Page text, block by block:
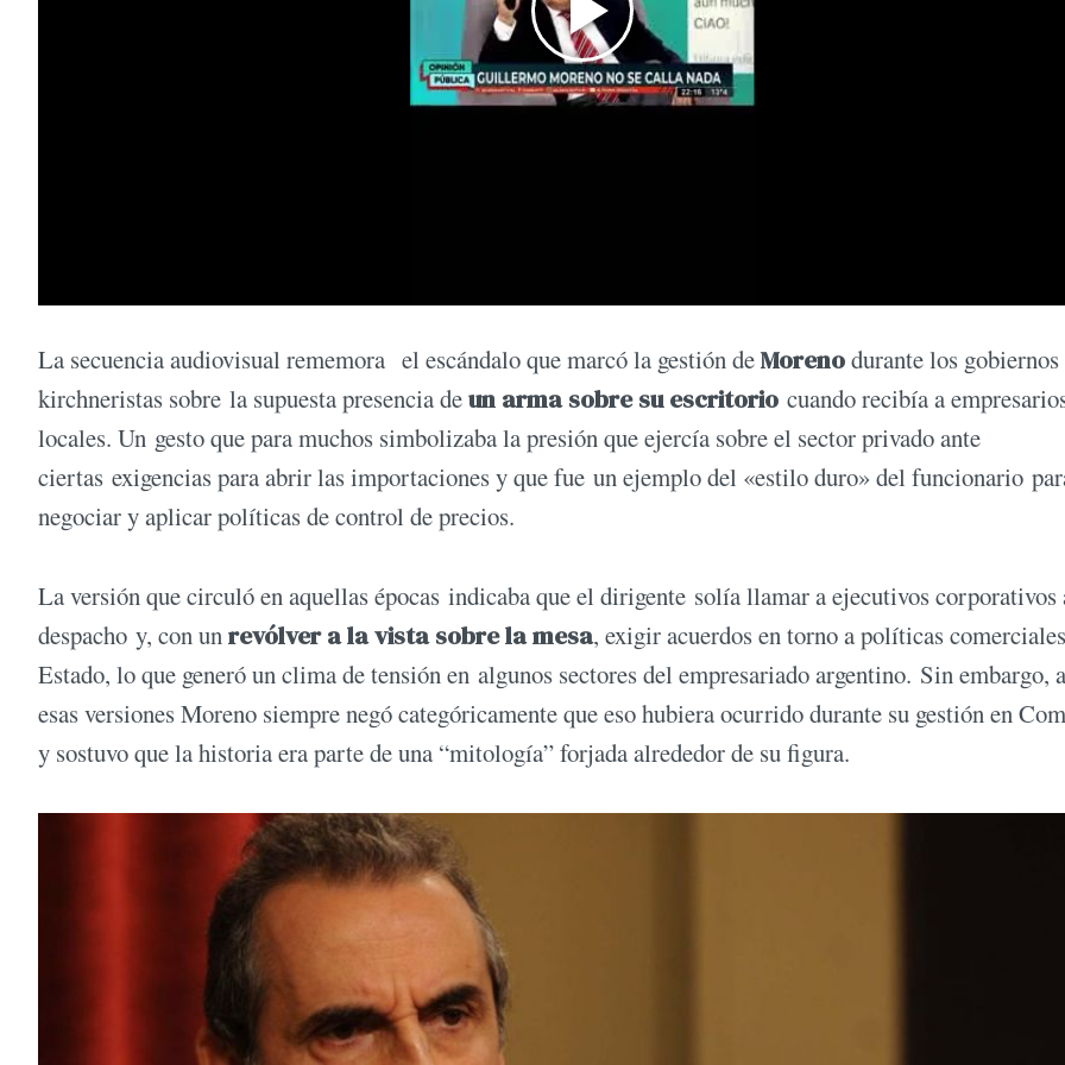
La secuencia audiovisual rememora el escándalo que marcó la gestión deMorenodurante los gobiernos
kirchneristas sobre la supuesta presencia deun arma sobre su escritorio cuando recibía a
locales. Un gesto que para muchos simbolizaba la presión que ejercía sobre el sector privado ante
ciertas exigencias para abrir las importaciones y que fue un ejemplo del «estilo duro» del funcionario
negociar y aplicar políticas de control de precios.
La versión que circuló en aquellas épocas indicaba que el dirigente solía llamar a ejecutivos corporativos
despacho y, con unrevólver a la vista sobre la mesa, exigir acuerdos en torno a políticas
Estado, lo que generó un clima de tensión en algunos sectores del empresariado argentino. Sin embargo,
esas versiones Moreno siempre negó categóricamente que eso hubiera ocurrido durante su gestión en
y sostuvo que la historia era parte de una “mitología” forjada alrededor de su figura.